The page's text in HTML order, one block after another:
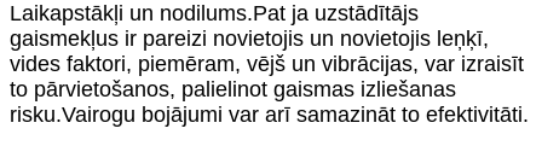
Laikapstākļi un nodilums.Pat ja uzstādītājs
gaismekļus ir pareizi novietojis un novietojis leņķī,
vides faktori, piemēram, vējš un vibrācijas, var izraisīt
to pārvietošanos, palielinot gaismas izliešanas
risku.Vairogu bojājumi var arī samazināt to efektivitāti.